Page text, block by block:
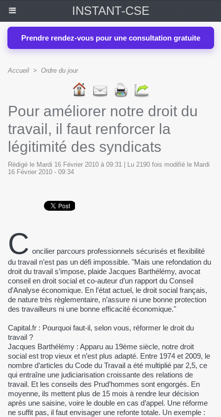
INSTANT-CSE
Prendre rendez-vous pour une consultation gratuite
Accueil > Ordre du jour
Pour améliorer notre droit du
travail, il faut renforcer la
légitimité des syndicats
Rédigé le Mardi 16 Février 2010 à 09:31 | Lu 2190 fois modifié le Mardi
16 Février 2010 - 09:34
C oncilier parcours professionnels sécurisés et flexibilité
du travail n’est pas un défi impossible. "Mais une refondation du
droit du travail s’impose, plaide Jacques Barthélémy, avocat
conseil en droit social et co-auteur d’un rapport du Conseil
d’Analyse économique. En l’état actuel, le droit social français,
de nature très règlementaire, n’assure ni une bonne protection
des travailleurs ni une bonne efficacité économique."
Capital.fr : Pourquoi faut-il, selon vous, réformer le droit du
travail ?
Jacques Barthélémy : Apparu au 19ème siècle, notre droit
social est trop vieux et n’est plus adapté. Entre 1974 et 2009, le
nombre d’articles du Code du Travail a été multiplié par 2,5, ce
qui entraîne une judiciarisation croissante des relations de
travail. Et les conseils des Prud’hommes sont engorgés. En
moyenne, ils mettent plus de 15 mois à rendre leur décision
après une saisine, voire le double en cas d’appel. Une réforme
ne suffit pas, il faut envisager une refonte totale. Un exemple :